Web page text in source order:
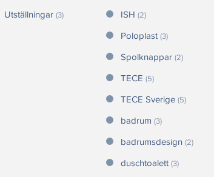
Utställningar (3) ISH (2)
Poloplast(3)
Spolknappar (2)
TECE (5)
TECE Sverige (5)
badrum (3)
badrumsdesign (2)
duschtoalett(3)